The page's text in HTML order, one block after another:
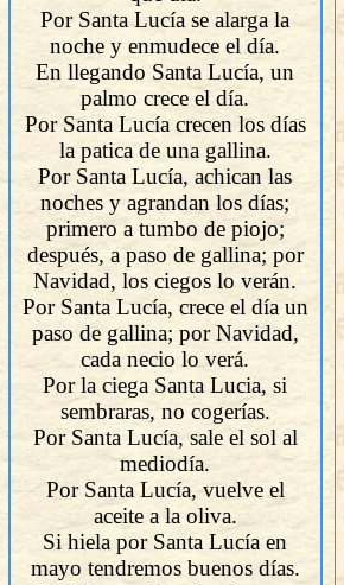
Por Santa Lucía se alarga la
noche y enmudece el día.
En llegando Santa Lucía, un
palmo crece el día.
Por Santa Lucía crecen los días
la patica de una gallina.
Por Santa Lucía, achican las
noches y agrandan los días;
primero a tumbo de piojo;
después, a paso de gallina; por
Navidad, los ciegos lo verán.
Por Santa Lucía, crece el día un
paso de gallina; por Navidad,
cada necio lo verá.
Por la ciega Santa Lucia, si
sembraras, no cogerías.
Por Santa Lucía, sale el sol al
mediodía.
Por Santa Lucía, vuelve el
aceite a la oliva.
Si hiela por Santa Lucía en
mayo tendremos buenos días.